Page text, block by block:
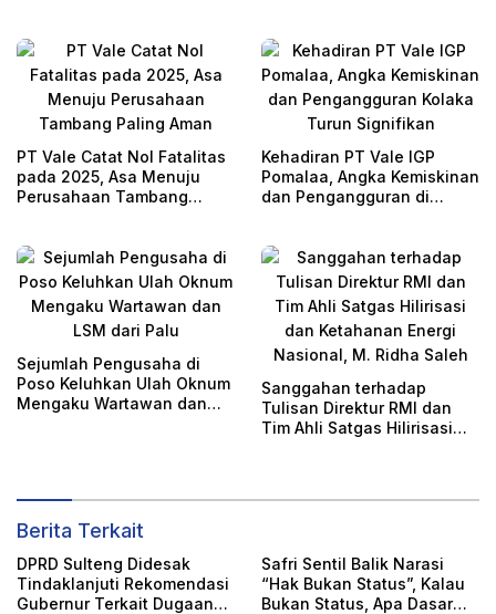
PT Vale Catat Nol Fatalitas
pada 2025, Asa Menuju
Perusahaan Tambang
Kehadiran PT Vale IGP
Pomalaa, Angka Kemiskinan
dan Pengangguran di
Sejumlah Pengusaha di
Poso Keluhkan Ulah Oknum
Mengaku Wartawan dan
Sanggahan terhadap
Tulisan Direktur RMI dan
Tim Ahli Satgas Hilirisasi
Berita Terkait
DPRD Sulteng Didesak
Tindaklanjuti Rekomendasi
Gubernur Terkait Dugaan
Safri Sentil Balik Narasi
“Hak Bukan Status”, Kalau
Bukan Status, Apa Dasar